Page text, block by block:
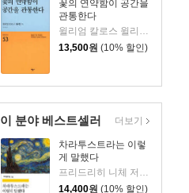
꽃의 연약함이 공간을
관통한다
윌리엄 칼로스 윌리엄스 저/정은귀 역
13,500원 (10% 할인)
이 분야 베스트셀러
차라투스트라는 이렇
게 말했다
프리드리히 니체 저/장희창 역
14,400원 (10% 할인)
더보기